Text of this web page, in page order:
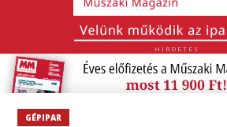
HIRDETÉS
GÉPIPAR